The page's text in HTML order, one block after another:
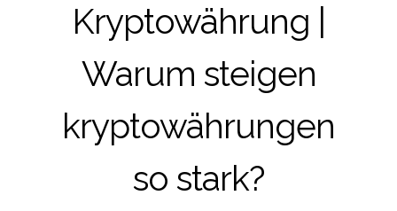
Kryptowährung |
Warum steigen
kryptowährungen
so stark?